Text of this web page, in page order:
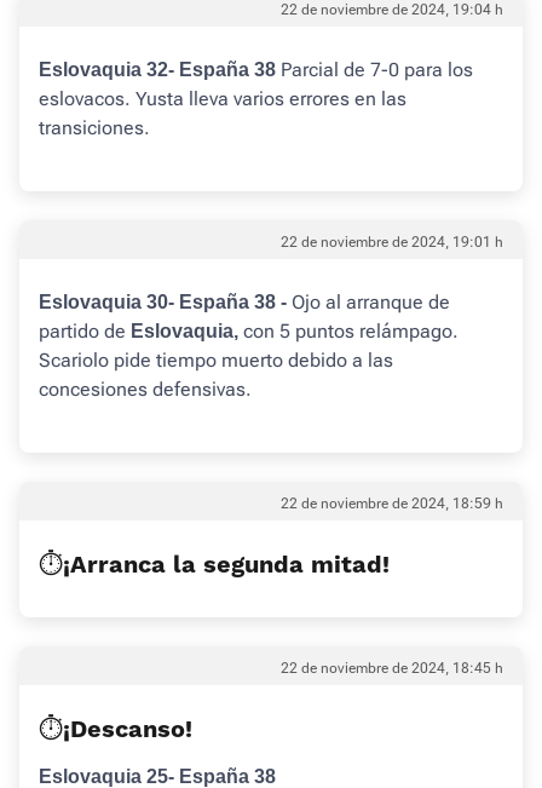
22 de noviembre de 2024, 19:04 h
Eslovaquia 32- España 38 Parcial de 7-0 para los
eslovacos. Yusta lleva varios errores en las
transiciones.
22 de noviembre de 2024, 19:01 h
Eslovaquia 30- España 38 - Ojo al arranque de
partido de Eslovaquia, con 5 puntos relámpago.
Scariolo pide tiempo muerto debido a las
concesiones defensivas.
22 de noviembre de 2024, 18:59 h
⏱️¡Arranca la segunda mitad!
22 de noviembre de 2024, 18:45 h
⏱️¡Descanso!
Eslovaquia 25- España 38